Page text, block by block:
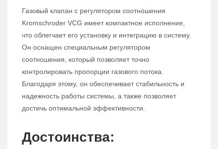
Газовый клапан с регулятором соотношения
Kromschroder VCG имеет компактное исполнение,
что облегчает его установку и интеграцию в систему.
Он оснащен специальным регулятором
соотношения, который позволяет точно
контролировать пропорции газового потока.
Благодаря этому, он обеспечивает стабильность и
надежность работы системы, а также позволяет
достичь оптимальной эффективности.
Достоинства: